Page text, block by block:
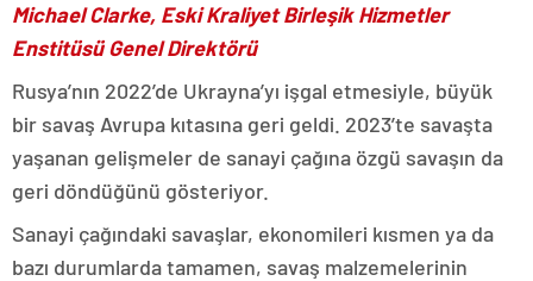
Michael Clarke, Eski Kraliyet Birleşik Hizmetler
Enstitüsü Genel Direktörü
Rusya’nın 2022’de Ukrayna’yı işgal etmesiyle, büyük
bir savaş Avrupa kıtasına geri geldi. 2023’te savaşta
yaşanan gelişmeler de sanayi çağına özgü savaşın da
geri döndüğünü gösteriyor.
Sanayi çağındaki savaşlar, ekonomileri kısmen ya da
bazı durumlarda tamamen, savaş malzemelerinin